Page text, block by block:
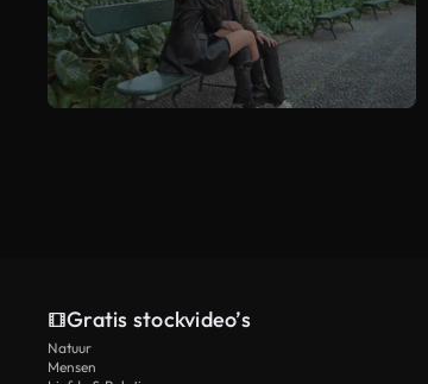
Gratis stockvideo’s
Natuur
Mensen